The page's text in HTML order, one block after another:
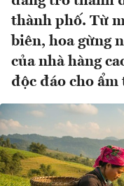
thành phố. Từ
biên, hoa gừng
của nhà hàng
độc đáo cho